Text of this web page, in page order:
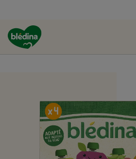
ACCUEIL